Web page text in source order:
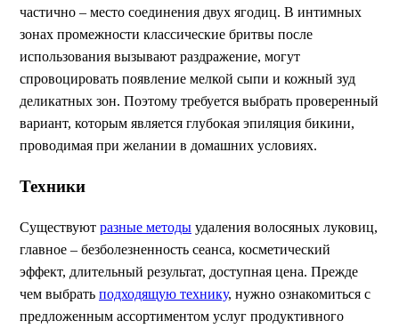
частично – место соединения двух ягодиц. В интимных
зонах промежности классические бритвы после
использования вызывают раздражение, могут
спровоцировать появление мелкой сыпи и кожный зуд
деликатных зон. Поэтому требуется выбрать проверенный
вариант, которым является глубокая эпиляция бикини,
проводимая при желании в домашних условиях.
Техники
Существуют разные методы удаления волосяных луковиц,
главное – безболезненность сеанса, косметический
эффект, длительный результат, доступная цена. Прежде
чем выбрать подходящую технику, нужно ознакомиться с
предложенным ассортиментом услуг продуктивного